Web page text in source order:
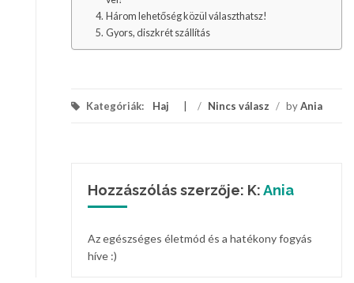
Három lehetőség közül választhatsz!
Gyors, diszkrét szállítás
Kategóriák: Haj / Nincs válasz / byAnia
Hozzászólás szerzője: K:Ania
Az egészséges életmód és a hatékony fogyás
híve :)